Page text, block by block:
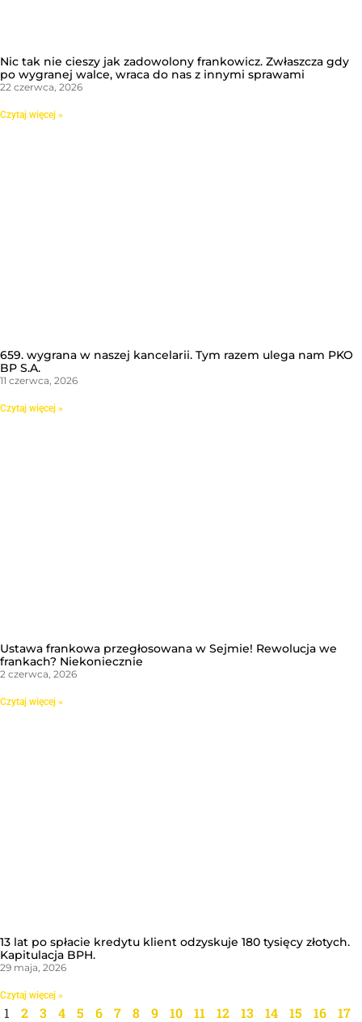
Nic tak nie cieszy jak zadowolony frankowicz. Zwłaszcza gdy
po wygranej walce, wraca do nas z innymi sprawami
22 czerwca, 2026
Czytaj więcej »
659. wygrana w naszej kancelarii. Tym razem ulega nam PKO
BP S.A.
11 czerwca, 2026
Czytaj więcej »
Ustawa frankowa przegłosowana w Sejmie! Rewolucja we
frankach? Niekoniecznie
2 czerwca, 2026
Czytaj więcej »
13 lat po spłacie kredytu klient odzyskuje 180 tysięcy złotych.
Kapitulacja BPH.
29 maja, 2026
Czytaj więcej »
1 2 3 4 5 6 7 8 9 10 11 12 13 14 15 16
17